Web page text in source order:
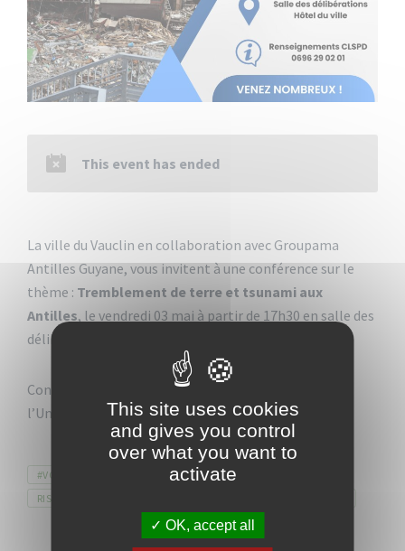
This event has ended
La ville du Vauclin en collaboration avec Groupama
Antilles Guyane, vous invitent à une conférence sur le
thème : Tremblement de terre et tsunami aux
Antilles, le vendredi 03 mai à partir de 17h30 en salle des
délibérations de l’hôtel de Ville.
Conférence animée par M Albéric MARCELIN
l’Université Populaire et de la Prévention
Tags
#VOKLEN CONFÉRENCE
CULTUREDURISQUE
RISQUESMAJEURS
This site uses cookies
and gives you control
over what you want to
activate
OK, accept all